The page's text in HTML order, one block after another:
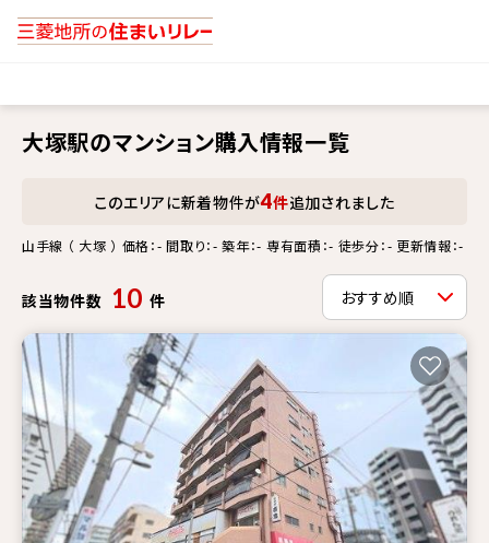
大塚駅のマンション購入情報一覧
このエリアに新着物件が4件追加されました
山手線 （ 大塚 ） 価格：- 間取り：- 築年：- 専有面積：- 徒歩分：- 更新情報：-
該当物件数 10 件